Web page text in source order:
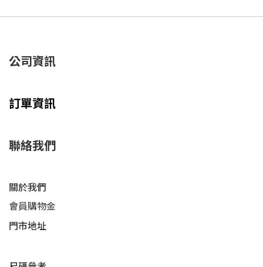
公司資訊
訂單資訊
聯絡我們
關於我們
會員購物金
門市地址